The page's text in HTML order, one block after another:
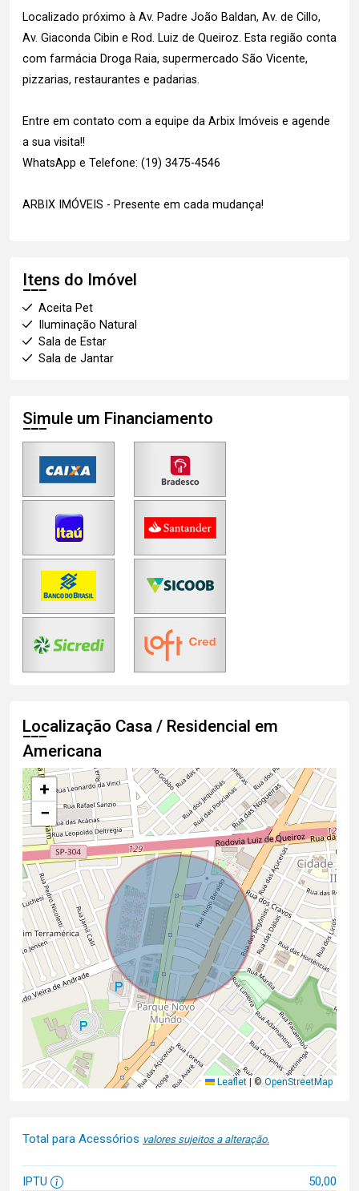
Localizado próximo à Av. Padre João Baldan, Av. de Cillo,
Av. Giaconda Cibin e Rod. Luiz de Queiroz. Esta região conta
com farmácia Droga Raia, supermercado São Vicente,
pizzarias, restaurantes e padarias.
Entre em contato com a equipe da Arbix Imóveis e agende
a sua visita!!
WhatsApp e Telefone: (19) 3475-4546
ARBIX IMÓVEIS - Presente em cada mudança!
Itens do Imóvel
Aceita Pet
Iluminação Natural
Sala de Estar
Sala de Jantar
Simule um Financiamento
Localização Casa / Residencial em
Americana
+
−
Leaflet |©OpenStreetMap
Total para Acessórios valores sujeitos a alteração.
IPTU 50,00